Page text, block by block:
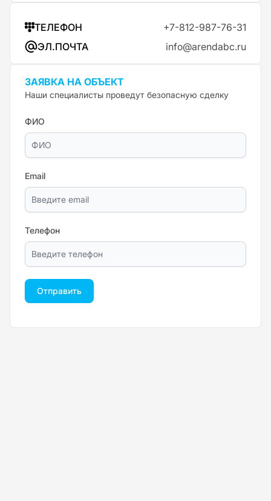
ТЕЛЕФОН
+7-812-987-76-31
ЭЛ.ПОЧТА
info@arendabc.ru
ЗАЯВКА НА ОБЪЕКТ
Наши специалисты проведут безопасную сделку
ФИО
Email
Телефон
Отправить